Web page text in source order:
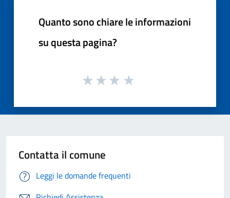
Quanto sono chiare le informazioni
su questa pagina?
Contatta il comune
Leggi le domande frequenti